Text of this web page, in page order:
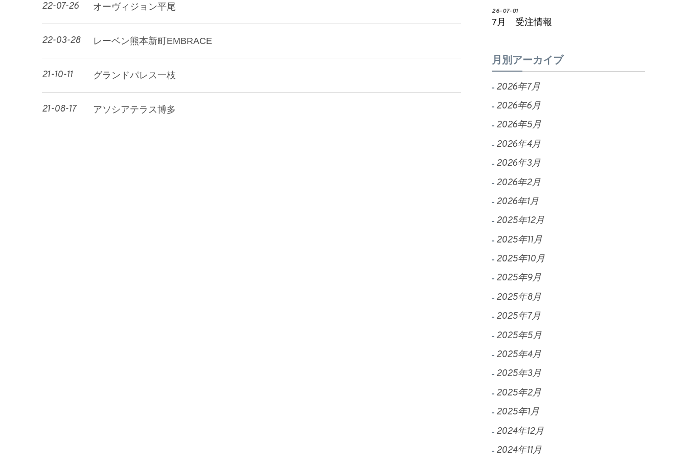
22-07-26 オーヴィジョン平尾
22-03-28 レーベン熊本新町EMBRACE
21-10-11 グランドパレス一枝
21-08-17 アソシアテラス博多
26-07-01
7月 受注情報
月別アーカイブ
2026年7月
2026年6月
2026年5月
2026年4月
2026年3月
2026年2月
2026年1月
2025年12月
2025年11月
2025年10月
2025年9月
2025年8月
2025年7月
2025年5月
2025年4月
2025年3月
2025年2月
2025年1月
2024年12月
2024年11月